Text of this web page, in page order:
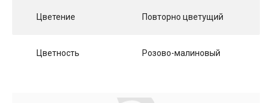
Цветение Повторно цветущий
Цветность Розово-малиновый